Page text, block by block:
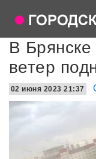
В
ветер
02 июня 2023 21:37